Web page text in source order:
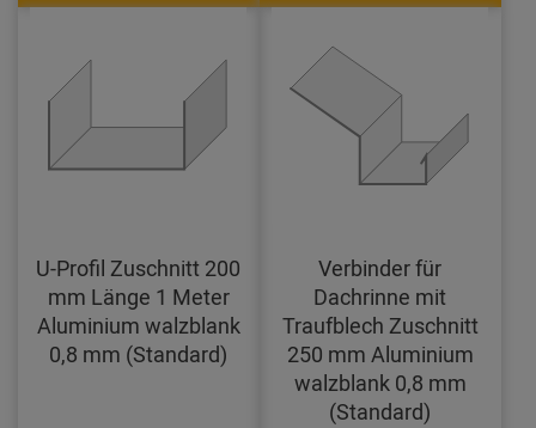
U-Profil Zuschnitt 200
mm Länge 1 Meter
Aluminium walzblank
0,8 mm (Standard)
Verbinder für
Dachrinne mit
Traufblech Zuschnitt
250 mm Aluminium
walzblank 0,8 mm
(Standard)